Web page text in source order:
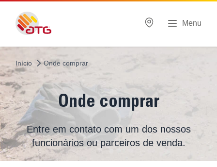
Menu
Início Onde comprar
Onde comprar
Entre em contato com um dos nossos
funcionários ou parceiros de venda.